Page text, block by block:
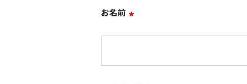
お名前 *